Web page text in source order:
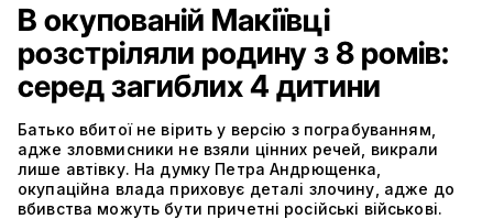
В окупованій Макіївці
розстріляли родину з 8 ромів:
серед загиблих 4 дитини
Батько вбитої не вірить у версію з пограбуванням,
адже зловмисники не взяли цінних речей, викрали
лише автівку. На думку Петра Андрющенка,
окупаційна влада приховує деталі злочину, адже до
вбивства можуть бути причетні російські військові.